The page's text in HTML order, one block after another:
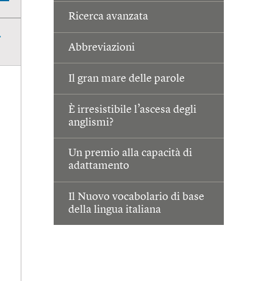
Ricerca avanzata
Abbreviazioni
Il gran mare delle parole
È irresistibile l’ascesa degli
anglismi?
Un premio alla capacità di
adattamento
Il Nuovo vocabolario di base
della lingua italiana